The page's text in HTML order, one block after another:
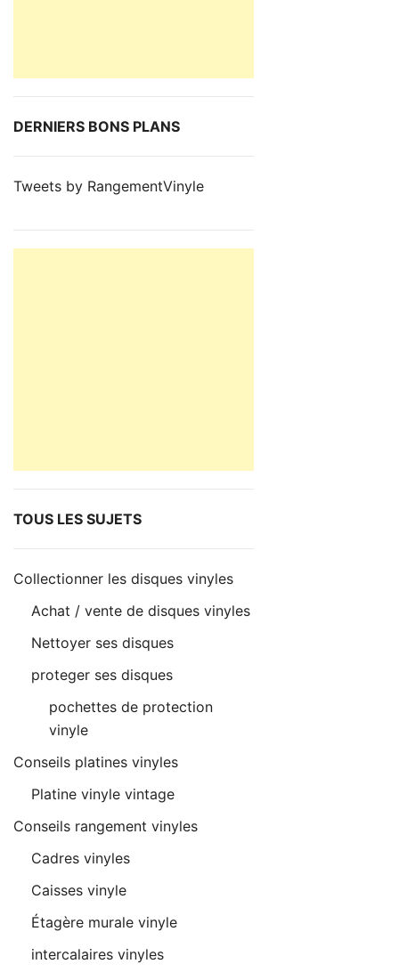
DERNIERS BONS PLANS
Tweets by RangementVinyle
TOUS LES SUJETS
Collectionner les disques vinyles
Achat / vente de disques vinyles
Nettoyer ses disques
proteger ses disques
pochettes de protection
vinyle
Conseils platines vinyles
Platine vinyle vintage
Conseils rangement vinyles
Cadres vinyles
Caisses vinyle
Étagère murale vinyle
intercalaires vinyles